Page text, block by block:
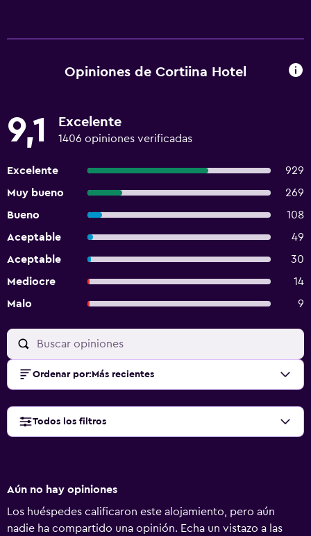
Opiniones de Cortiina Hotel
9,1 Excelente
1406 opiniones verificadas
Excelente
929
Muy bueno
269
Bueno
108
Aceptable
49
Aceptable
30
Mediocre
14
Malo
9
Ordenar por: Más recientes
Todos los filtros
Aún no hay opiniones
Los huéspedes calificaron este alojamiento, pero aún
nadie ha compartido una opinión. Echa un vistazo a las